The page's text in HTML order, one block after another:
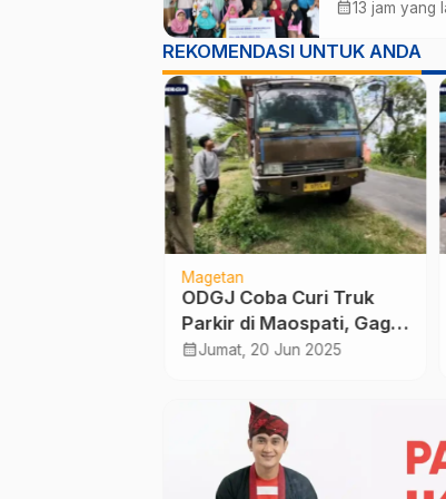
Rp123 Juta,
Ponorogo
Prioritas
calendar_month13 jam yang
REKOMENDASI UNTUK ANDA
Magetan
ODGJ Coba Curi Truk
Parkir di Maospati, Gagal
Setelah Ditarik
calendar_monthJumat, 20 Jun 2025